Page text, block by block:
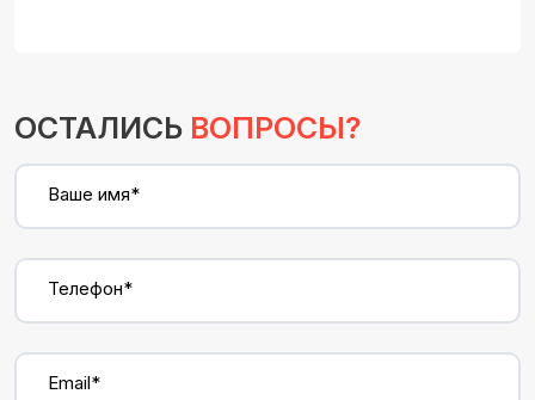
ОСТАЛИСЬ ВОПРОСЫ?
Ваше имя*
Телефон*
Email*